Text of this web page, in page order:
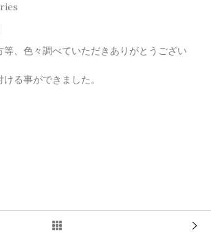
等、色々調べていただきありがとうござい
る事ができました。